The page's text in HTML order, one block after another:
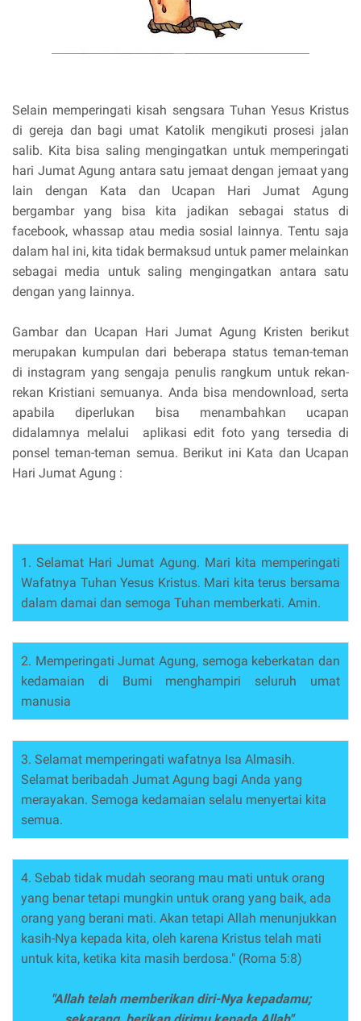
Selain memperingati kisah sengsara Tuhan Yesus Kristus
di gereja dan bagi umat Katolik mengikuti prosesi jalan
salib. Kita bisa saling mengingatkan untuk memperingati
hari Jumat Agung antara satu jemaat dengan jemaat yang
lain dengan Kata dan Ucapan Hari Jumat Agung
bergambar yang bisa kita jadikan sebagai status di
facebook, whassap atau media sosial lainnya. Tentu saja
dalam hal ini, kita tidak bermaksud untuk pamer melainkan
sebagai media untuk saling mengingatkan antara satu
dengan yang lainnya.
Gambar dan Ucapan Hari Jumat Agung Kristen berikut
merupakan kumpulan dari beberapa status teman-teman
di instagram yang sengaja penulis rangkum untuk rekan-
rekan Kristiani semuanya. Anda bisa mendownload, serta
apabila diperlukan bisa menambahkan ucapan
didalamnya melalui aplikasi edit foto yang tersedia di
ponsel teman-teman semua. Berikut ini Kata dan Ucapan
Hari Jumat Agung :
1. Selamat Hari Jumat Agung. Mari kita memperingati
Wafatnya Tuhan Yesus Kristus. Mari kita terus bersama
dalam damai dan semoga Tuhan memberkati. Amin.
2. Memperingati Jumat Agung, semoga keberkatan dan
kedamaian di Bumi menghampiri seluruh umat
manusia
3. Selamat memperingati wafatnya Isa Almasih.
Selamat beribadah Jumat Agung bagi Anda yang
merayakan. Semoga kedamaian selalu menyertai kita
semua.
4. Sebab tidak mudah seorang mau mati untuk orang
yang benar tetapi mungkin untuk orang yang baik, ada
orang yang berani mati. Akan tetapi Allah menunjukkan
kasih-Nya kepada kita, oleh karena Kristus telah mati
untuk kita, ketika kita masih berdosa." (Roma 5:8)
"Allah telah memberikan diri-Nya kepadamu;